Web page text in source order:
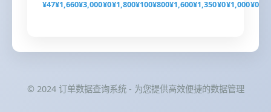
¥47¥1,660¥3,000¥0¥1,800¥100¥800¥1,600¥1,350¥0¥1,000¥0
© 2024 订单数据查询系统 - 为您提供高效便捷的数据管理